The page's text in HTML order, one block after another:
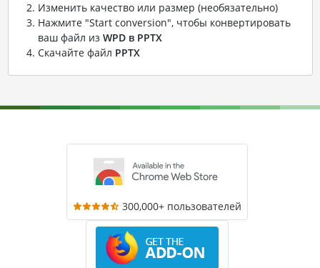
Изменить качество или размер (необязательно)
Нажмите "Start conversion", чтобы конвертировать
ваш файл из WPD в PPTX
Скачайте файл PPTX
300,000+ пользователей